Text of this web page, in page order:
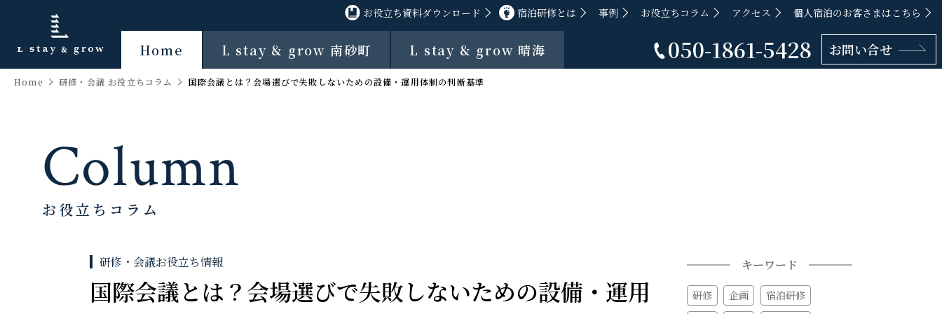
お役立ち資料ダウンロード 宿泊研修とは 事例 お役立ちコラム アクセス 個人宿泊のお客さまはこちら
Home L stay & grow 南砂町 L stay & grow 晴海 050-1861-5428 お問い合せ
Home 研修・会議 お役立ちコラム 国際会議とは？会場選びで失敗しないための設備・運用体制の判断基準
Column
お役立ちコラム
研修・会議お役立ち情報
国際会議とは？会場選びで失敗しないための設備・運用
キーワード
研修 企画 宿泊研修